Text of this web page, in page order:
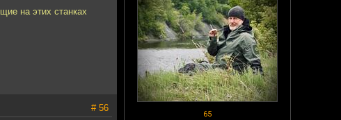
65
на этих станках
# 56